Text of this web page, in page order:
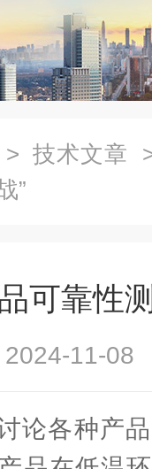
> 技术文章
”
可靠性
2024-11-
各种产品